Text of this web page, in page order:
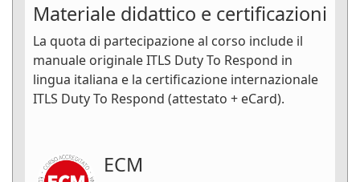
Materiale didattico e certificazioni
La quota di partecipazione al corso include il
manuale originale ITLS Duty To Respond in
lingua italiana e la certificazione internazionale
ITLS Duty To Respond (attestato + eCard).
ECM